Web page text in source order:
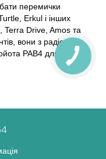
перемички
Erkul і інших
Terra Drive, Amos та
вони з радістю
РАВ4 для будь-